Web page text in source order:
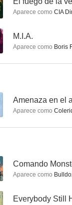
CSI: Las Vegas
8.7
Aparece como CIA
M.I.A.
Aparece como Boris
Amenaza en el
Aparece como
Comando
Aparece como
Everybody Still